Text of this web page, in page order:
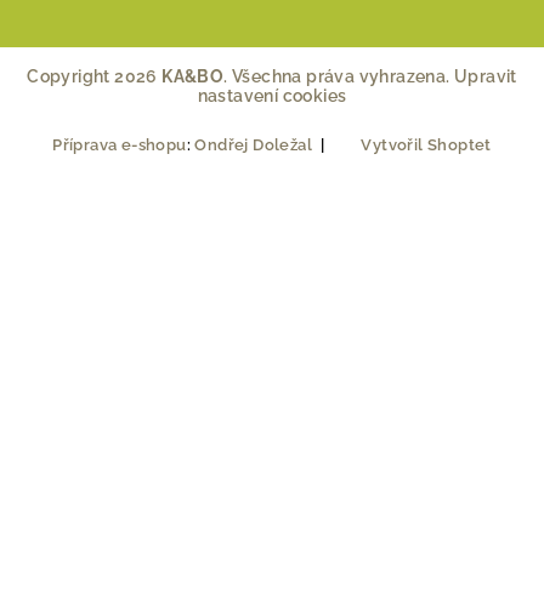
Copyright 2026 KA&BO. Všechna práva vyhrazena. Upravit
nastavení cookies
Příprava e-shopu:Ondřej Doležal| Vytvořil Shoptet